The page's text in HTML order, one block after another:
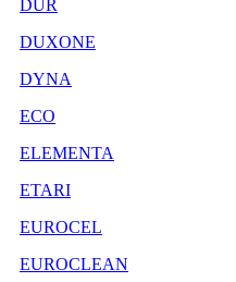
DUR
DUXONE
DYNA
ECO
ELEMENTA
ETARI
EUROCEL
EUROCLEAN